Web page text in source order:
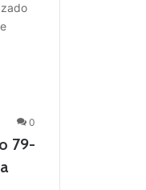
0
79-